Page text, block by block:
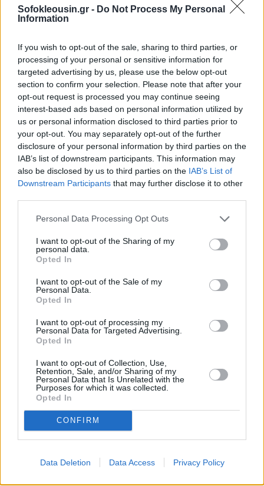
Sofokleousin.gr - Do Not Process My Personal
Information
If you wish to opt-out of the sale, sharing to third parties, or
processing of your personal or sensitive information for
targeted advertising by us, please use the below opt-out
section to confirm your selection. Please note that after your
opt-out request is processed you may continue seeing
interest-based ads based on personal information utilized by
us or personal information disclosed to third parties prior to
your opt-out. You may separately opt-out of the further
disclosure of your personal information by third parties on the
IAB’s list of downstream participants. This information may
also be disclosed by us to third parties on the IAB’s List of
Downstream Participants that may further disclose it to other
Personal Data Processing Opt Outs
I want to opt-out of the Sharing of my
personal data.
Opted In
I want to opt-out of the Sale of my
Personal Data.
Opted In
I want to opt-out of processing my
Personal Data for Targeted Advertising.
Opted In
I want to opt-out of Collection, Use,
Retention, Sale, and/or Sharing of my
Personal Data that Is Unrelated with the
Purposes for which it was collected.
Opted In
CONFIRM
Data Deletion Data Access Privacy Policy
Το ημιεπίσημο ιρανικό πρακτορείο σημειώνει ακόμη
ότι το Mdl Toofan είναι το δεύτερο πλοίο από το
Σάββατο που χρησιμοποιεί τη θαλάσσια πορεία που
διαπλεύσει τη στρατηγικής σημασίας υδάτινη δίοδο.